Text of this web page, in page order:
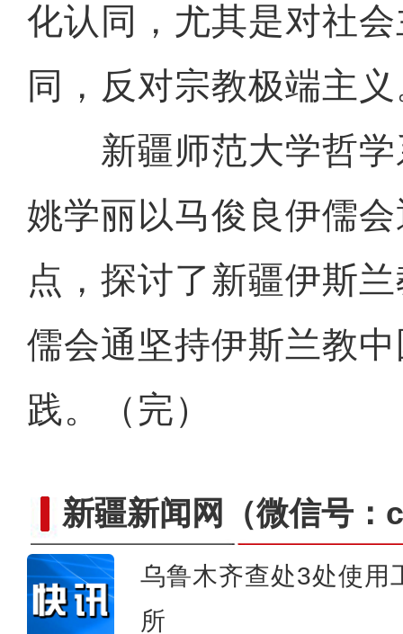
化认同，尤其是对社
同，反对宗教极端主
新疆师范大学哲学
姚学丽以马俊良伊儒
点，探讨了新疆伊斯
儒会通坚持伊斯兰教
践。（完）
新疆新闻网 （微信号
乌鲁木齐查处3处使用
所
沙雅县全面推广电子劳